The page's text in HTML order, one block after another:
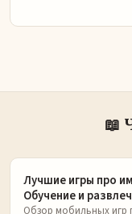
📖
Лучшие игры про
Обучение и
Обзор мобильных игр